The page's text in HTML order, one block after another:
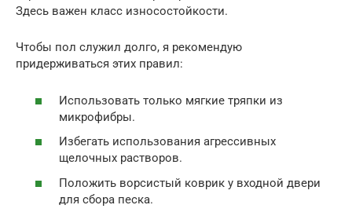
Здесь важен класс износостойкости.
Чтобы пол служил долго, я рекомендую
придерживаться этих правил:
Использовать только мягкие тряпки из
микрофибры.
Избегать использования агрессивных
щелочных растворов.
Положить ворсистый коврик у входной двери
для сбора песка.